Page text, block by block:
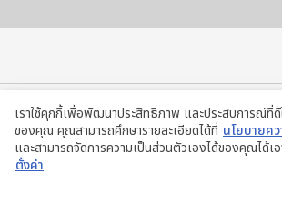
ติดต่อสอบถามผ่าน
เราใช้คุกกี้เพื่อพัฒนาประสิทธิภาพ และประสบการณ์ที่ดี
ของคุณ คุณสามารถศึกษารายละเอียดได้ที่ นโยบายค
และสามารถจัดการความเป็นส่วนตัวเองได้ของคุณได้เ
ตั้งค่า